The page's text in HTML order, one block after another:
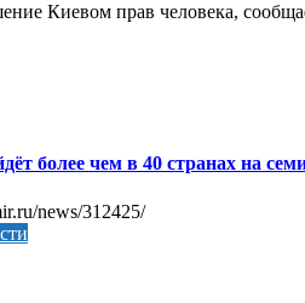
Киевом прав человека,
более чем в 40 странах на
news/312425/